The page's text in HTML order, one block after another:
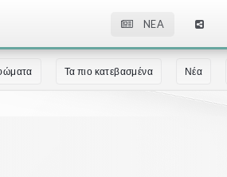
NEA
Τα πιο κατεβασμένα Νέα